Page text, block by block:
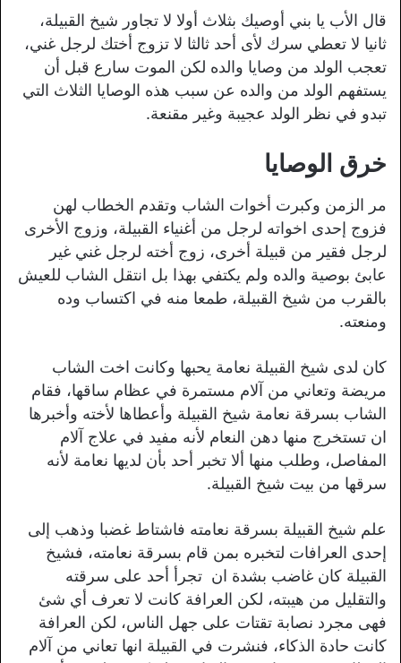
قال الأب يا بني أوصيك بثلاث أولا لا تجاور شيخ القبيلة،
ثانيا لا تعطي سرك لأى أحد ثالثا لا تزوج أختك لرجل غني،
تعجب الولد من وصايا والده لكن الموت سارع قبل أن
يستفهم الولد من والده عن سبب هذه الوصايا الثلاث التي
تبدو في نظر الولد عجيبة وغير مقنعة.
خرق الوصايا
مر الزمن وكبرت أخوات الشاب وتقدم الخطاب لهن
فزوج إحدى اخواته لرجل من أغنياء القبيلة، وزوج الأخرى
لرجل فقير من قبيلة أخرى، زوج أخته لرجل غني غير
عابئ بوصية والده ولم يكتفي بهذا بل انتقل الشاب للعيش
بالقرب من شيخ القبيلة، طمعا منه في اكتساب وده
ومنعته.
كان لدى شيخ القبيلة نعامة يحبها وكانت اخت الشاب
مريضة وتعاني من آلام مستمرة في عظام ساقها، فقام
الشاب بسرقة نعامة شيخ القبيلة وأعطاها لأخته وأخبرها
ان تستخرج منها دهن النعام لأنه مفيد في علاج آلام
المفاصل، وطلب منها ألا تخبر أحد بأن لديها نعامة لأنه
سرقها من بيت شيخ القبيلة.
علم شيخ القبيلة بسرقة نعامته فاشتاط غضبا وذهب إلى
إحدى العرافات لتخبره بمن قام بسرقة نعامته، فشيخ
القبيلة كان غاضب بشدة ان تجرأ أحد على سرقته
والتقليل من هيبته، لكن العرافة كانت لا تعرف أي شئ
فهى مجرد نصابة تقتات على جهل الناس، لكن العرافة
كانت حادة الذكاء، فنشرت في القبيلة انها تعاني من آلام